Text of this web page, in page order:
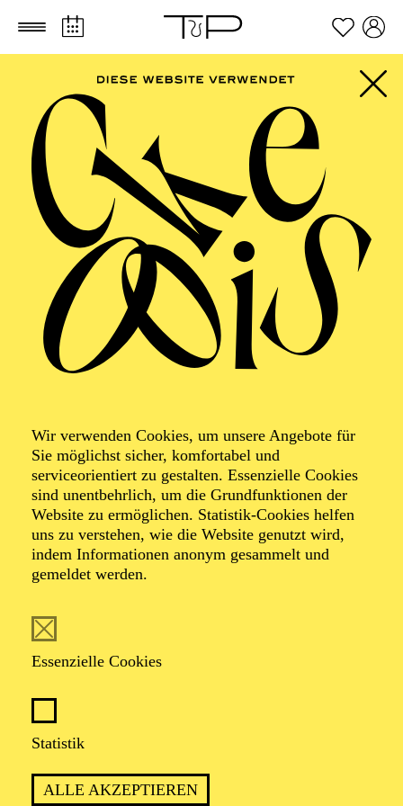
Zum Hauptinhalt springen Zum Footer springen
Wir verwenden Cookies, um unsere Angebote für
Sie möglichst sicher, komfortabel und
serviceorientiert zu gestalten. Essenzielle Cookies
sind unentbehrlich, um die Grundfunktionen der
Website zu ermöglichen. Statistik-Cookies helfen
uns zu verstehen, wie die Website genutzt wird,
indem Informationen anonym gesammelt und
gemeldet werden.
Essenzielle Cookies
Statistik
ALLE AKZEPTIEREN
Foto: Daniela Pfeil
Teneriffa auf. Bis 2003 absolvierte er seine Ausbildung